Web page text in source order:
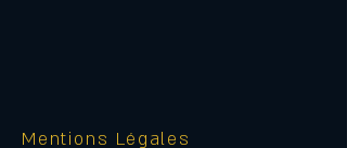
Mentions Légales